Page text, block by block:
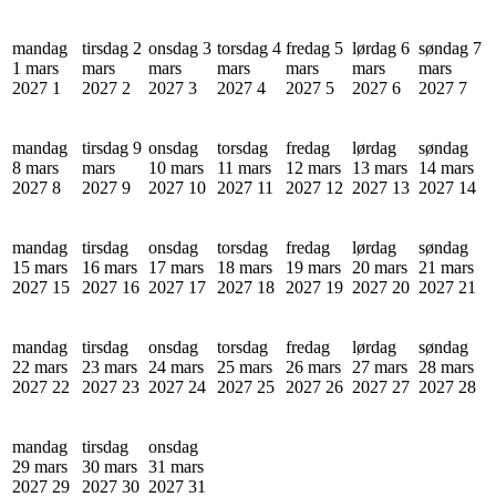
mandag
1 mars
2027 1
tirsdag 2
mars
2027 2
onsdag 3
mars
2027 3
torsdag 4
mars
2027 4
fredag 5
mars
2027 5
lørdag 6
mars
2027 6
søndag 7
mars
2027 7
mandag
8 mars
2027 8
tirsdag 9
mars
2027 9
onsdag
10 mars
2027 10
torsdag
11 mars
2027 11
fredag
12 mars
2027 12
lørdag
13 mars
2027 13
søndag
14 mars
2027 14
mandag
15 mars
2027 15
tirsdag
16 mars
2027 16
onsdag
17 mars
2027 17
torsdag
18 mars
2027 18
fredag
19 mars
2027 19
lørdag
20 mars
2027 20
søndag
21 mars
2027 21
mandag
22 mars
2027 22
tirsdag
23 mars
2027 23
onsdag
24 mars
2027 24
torsdag
25 mars
2027 25
fredag
26 mars
2027 26
lørdag
27 mars
2027 27
søndag
28 mars
2027 28
mandag
29 mars
2027 29
tirsdag
30 mars
2027 30
onsdag
31 mars
2027 31